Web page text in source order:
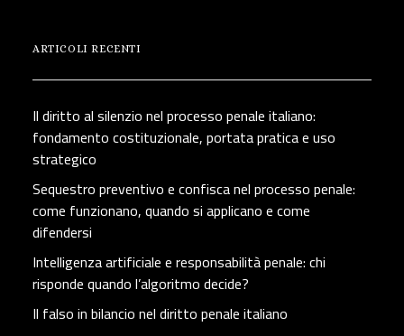
ARTICOLI RECENTI
Il diritto al silenzio nel processo penale italiano:
fondamento costituzionale, portata pratica e uso
strategico
Sequestro preventivo e confisca nel processo penale:
come funzionano, quando si applicano e come
difendersi
Intelligenza artificiale e responsabilità penale: chi
risponde quando l’algoritmo decide?
Il falso in bilancio nel diritto penale italiano